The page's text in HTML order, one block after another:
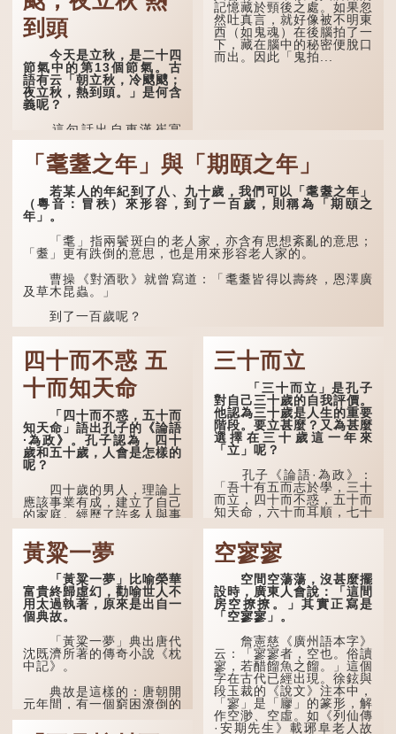
葉動秋聲。
詩的前兩句寫的是：這
一天早晨，天上的「流火」
（指大火星，象徵暑氣）開
始消退，涼爽的秋風（商
飆，即西風）已經悄然吹
起。後兩句，便是全詩的靈
魂...
到頭
今天是立秋，是二十四
節氣中的第13個節氣。古
語有云「朝立秋，冷颼颼；
夜立秋，熱到頭。」是何含
義呢？
這句話出自東漢崔寔
《四民月令》：「朝立秋，
冷颼颼；夜立秋，熱到
頭」。到了清代，顧祿在
《清嘉錄》中記錄蘇州風俗
時，也引用了這句諺語。不
過當地百姓的口頭說法是
「朝立秋，渹颼颼；夜立
有不同，但意思完全一致。
準呢？它反映了古人的一種
樸素觀察：如果立秋的精
記憶藏於頸後之處。如果忽
然吐真言，就好像被不明東
西（如鬼魂）在後腦拍了一
下，藏在腦中的秘密便脫口
而出。因此「鬼拍...
「耄耋之年」與「期頤之年」
若某人的年紀到了八、九十歲，我們可以「耄耋之年」
（粵音：冒秩）來形容，到了一百歲，則稱為「期頤之
年」。
「耄」指兩鬢斑白的老人家，亦含有思想紊亂的意思；
「耋」更有跌倒的意思，也是用來形容老人家的。
曹操《對酒歌》就曾寫道：「耄耋皆得以壽終，恩澤廣
及草木昆蟲。」
到了一百歲呢？
那麼就可以稱為「期頤」。《禮記.曲禮上》：「百年曰
期頤。」鄭玄註：「期，猶要也；頤，養也。不知衣服食
味，孝子要盡養道...
四十而不惑 五
十而知天命
「四十而不惑，五十而
知天命」語出孔子的《論語
·為政》。孔子認為，四十
歲和五十歲，人會是怎樣的
呢？
四十歲的男人，理論上
應該事業有成，建立了自己
的家庭。經歷了許多人與事
之後，對事物有了自己的判
斷能力，不會輕易為表象所
迷惑。
孔子在《論語·子罕》
也說：「知者不惑，仁者不
憂，勇者不懼。」「知」與
智慧的「智」相通，四十歲
的男人應已累積足夠智慧，
不再對自己的人生感到困
惑、憂慮與恐懼。
三十而立
「三十而立」是孔子
對自己三十歲的自我評價。
他認為三十歲是人生的重要
階段。要立甚麼？又為甚麼
選擇在三十歲這一年來
「立」呢？
孔子《論語·為政》：
「吾十有五而志於學，三十
而立，四十而不惑，五十而
知天命，六十而耳順，七十
在古代，男子一般於二
十歲進行冠禮，冠禮完成後
便是成人，但由於未達壯
年，所以又稱「弱冠」。
《禮記·曲禮》明確記載：
「人生十年曰幼，學；二十
曰弱，冠；三十曰壯，有
室。」這說明三十歲在...
黃粱一夢
「黃粱一夢」比喻榮華
富貴終歸虛幻，勸喻世人不
用太過執著，原來是出自一
個典故。
「黃粱一夢」典出唐代
沈既濟所著的傳奇小說《枕
中記》。
典故是這樣的：唐朝開
元年間，有一個窮困潦倒的
空寥寥
空間空蕩蕩，沒甚麼擺
設時，廣東人會說：「這間
房空撩撩。」其實正寫是
「空寥寥」。
詹憲慈《廣州語本字》
云：「寥寥者，空也。俗讀
寥，若醋餾魚之餾。」這個
字在古代已經出現。徐鉉與
段玉裁的《說文》注本中，
「寥」是「廫」的篆形，解
作空渺、空虛。如《列仙傳
·安期先生》載琊阜老人故